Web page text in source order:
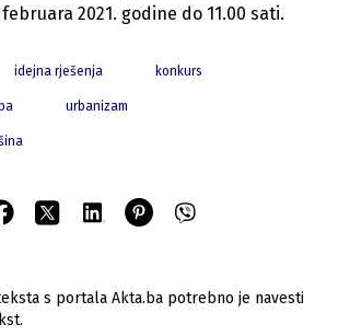
2021. godine do 11.00 sati.
idejna rješenja konkurs
urbanizam
s portala Akta.ba potrebno je navesti